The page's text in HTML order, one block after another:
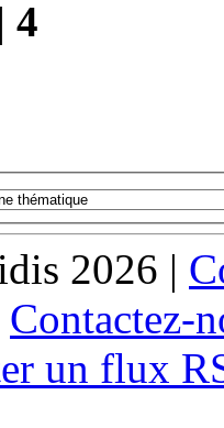
| 4
2026 |
Contactez-
un flux